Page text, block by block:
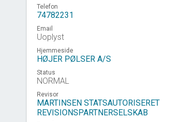
Telefon
74782231
Email
Uoplyst
Hjemmeside
HØJER PØLSER A/S
Status
NORMAL
Revisor
MARTINSEN STATSAUTORISERET
REVISIONSPARTNERSELSKAB